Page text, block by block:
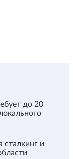
до 20
сталкинг и